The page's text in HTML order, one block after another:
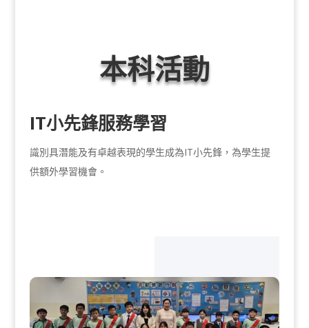
本科活動
IT小先鋒服務學習
識別具潛能及有卓越表現的學生成為IT小先鋒，為學生提
供額外學習機會。